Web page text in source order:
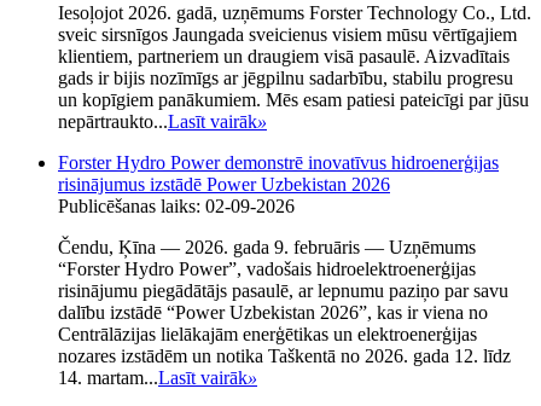
Iesoļojot 2026. gadā, uzņēmums Forster Technology Co., Ltd.
sveic sirsnīgos Jaungada sveicienus visiem mūsu vērtīgajiem
klientiem, partneriem un draugiem visā pasaulē. Aizvadītais
gads ir bijis nozīmīgs ar jēgpilnu sadarbību, stabilu progresu
un kopīgiem panākumiem. Mēs esam patiesi pateicīgi par jūsu
nepārtraukto...Lasīt vairāk»
Forster Hydro Power demonstrē inovatīvus hidroenerģijas
risinājumus izstādē Power Uzbekistan 2026
Publicēšanas laiks: 02-09-2026
Čendu, Ķīna — 2026. gada 9. februāris — Uzņēmums
“Forster Hydro Power”, vadošais hidroelektroenerģijas
risinājumu piegādātājs pasaulē, ar lepnumu paziņo par savu
dalību izstādē “Power Uzbekistan 2026”, kas ir viena no
Centrālāzijas lielākajām enerģētikas un elektroenerģijas
nozares izstādēm un notika Taškentā no 2026. gada 12. līdz
14. martam...Lasīt vairāk»